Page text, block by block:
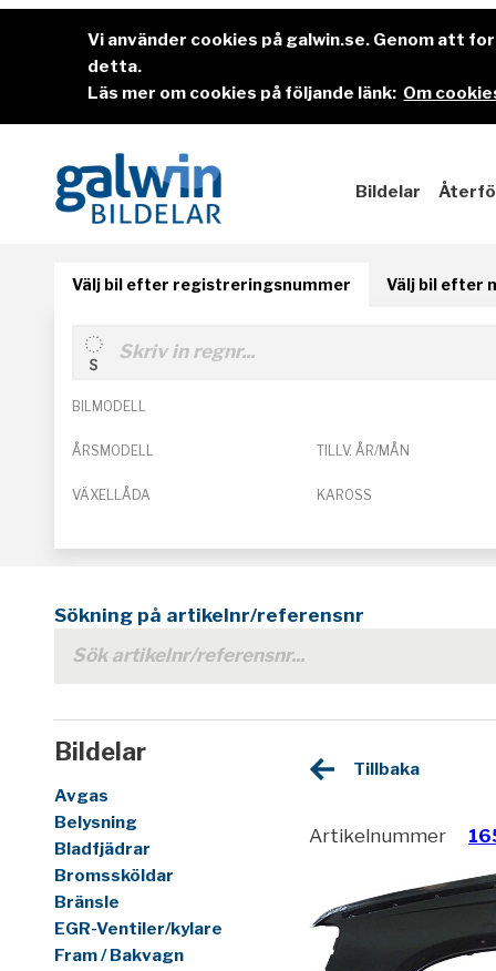
Vi använder cookies på galwin.se. Genom att
detta.
Läs mer om cookies på följande länk: Om
Bildelar
Välj bil efter registreringsnummer Välj bil efter
BILMODELL
ÅRSMODELL TILLV. ÅR/MÅN
VÄXELLÅDA KAROSS
Sökning på artikelnr/referensnr
Bildelar
Avgas
Belysning
Bladfjädrar
Bromssköldar
Bränsle
EGR-Ventiler/kylare
Fram / Bakvagn
Tillbaka
Artikelnummer